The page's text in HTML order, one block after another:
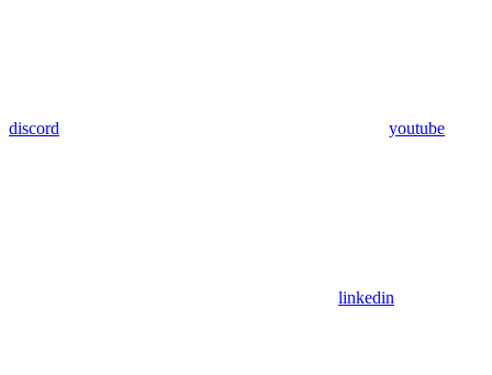
discord youtube
linkedin